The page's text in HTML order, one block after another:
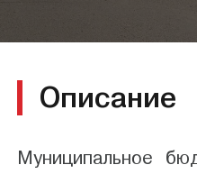
Описание
Муниципальное